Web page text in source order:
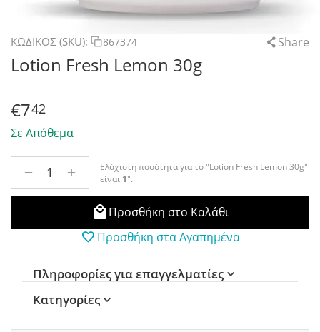
ΚΩΔΙΚΟΣ (SKU): 867374 Share
Lotion Fresh Lemon 30g
€742
Σε Απόθεμα
+
−
Ελάχιστη ποσότητα για το "Lotion Fresh Lemon 30g"
είναι 1".
Προσθήκη στο Καλάθι
Προσθήκη στα Αγαπημένα
Πληροφορίες για επαγγελματίες
Κατηγορίες